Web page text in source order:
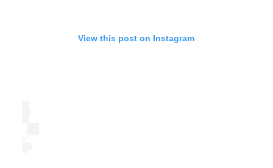
View this post on Instagram